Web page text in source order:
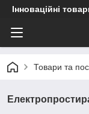
Інноваційні
Товари та